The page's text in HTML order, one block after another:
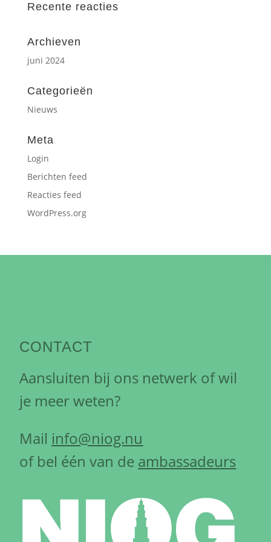
Recente reacties
Archieven
juni 2024
Categorieën
Nieuws
Meta
Login
Berichten feed
Reacties feed
WordPress.org
CONTACT
Aansluiten bij ons netwerk of wil
je meer weten?
Mail info@niog.nu
of bel één van de ambassadeurs